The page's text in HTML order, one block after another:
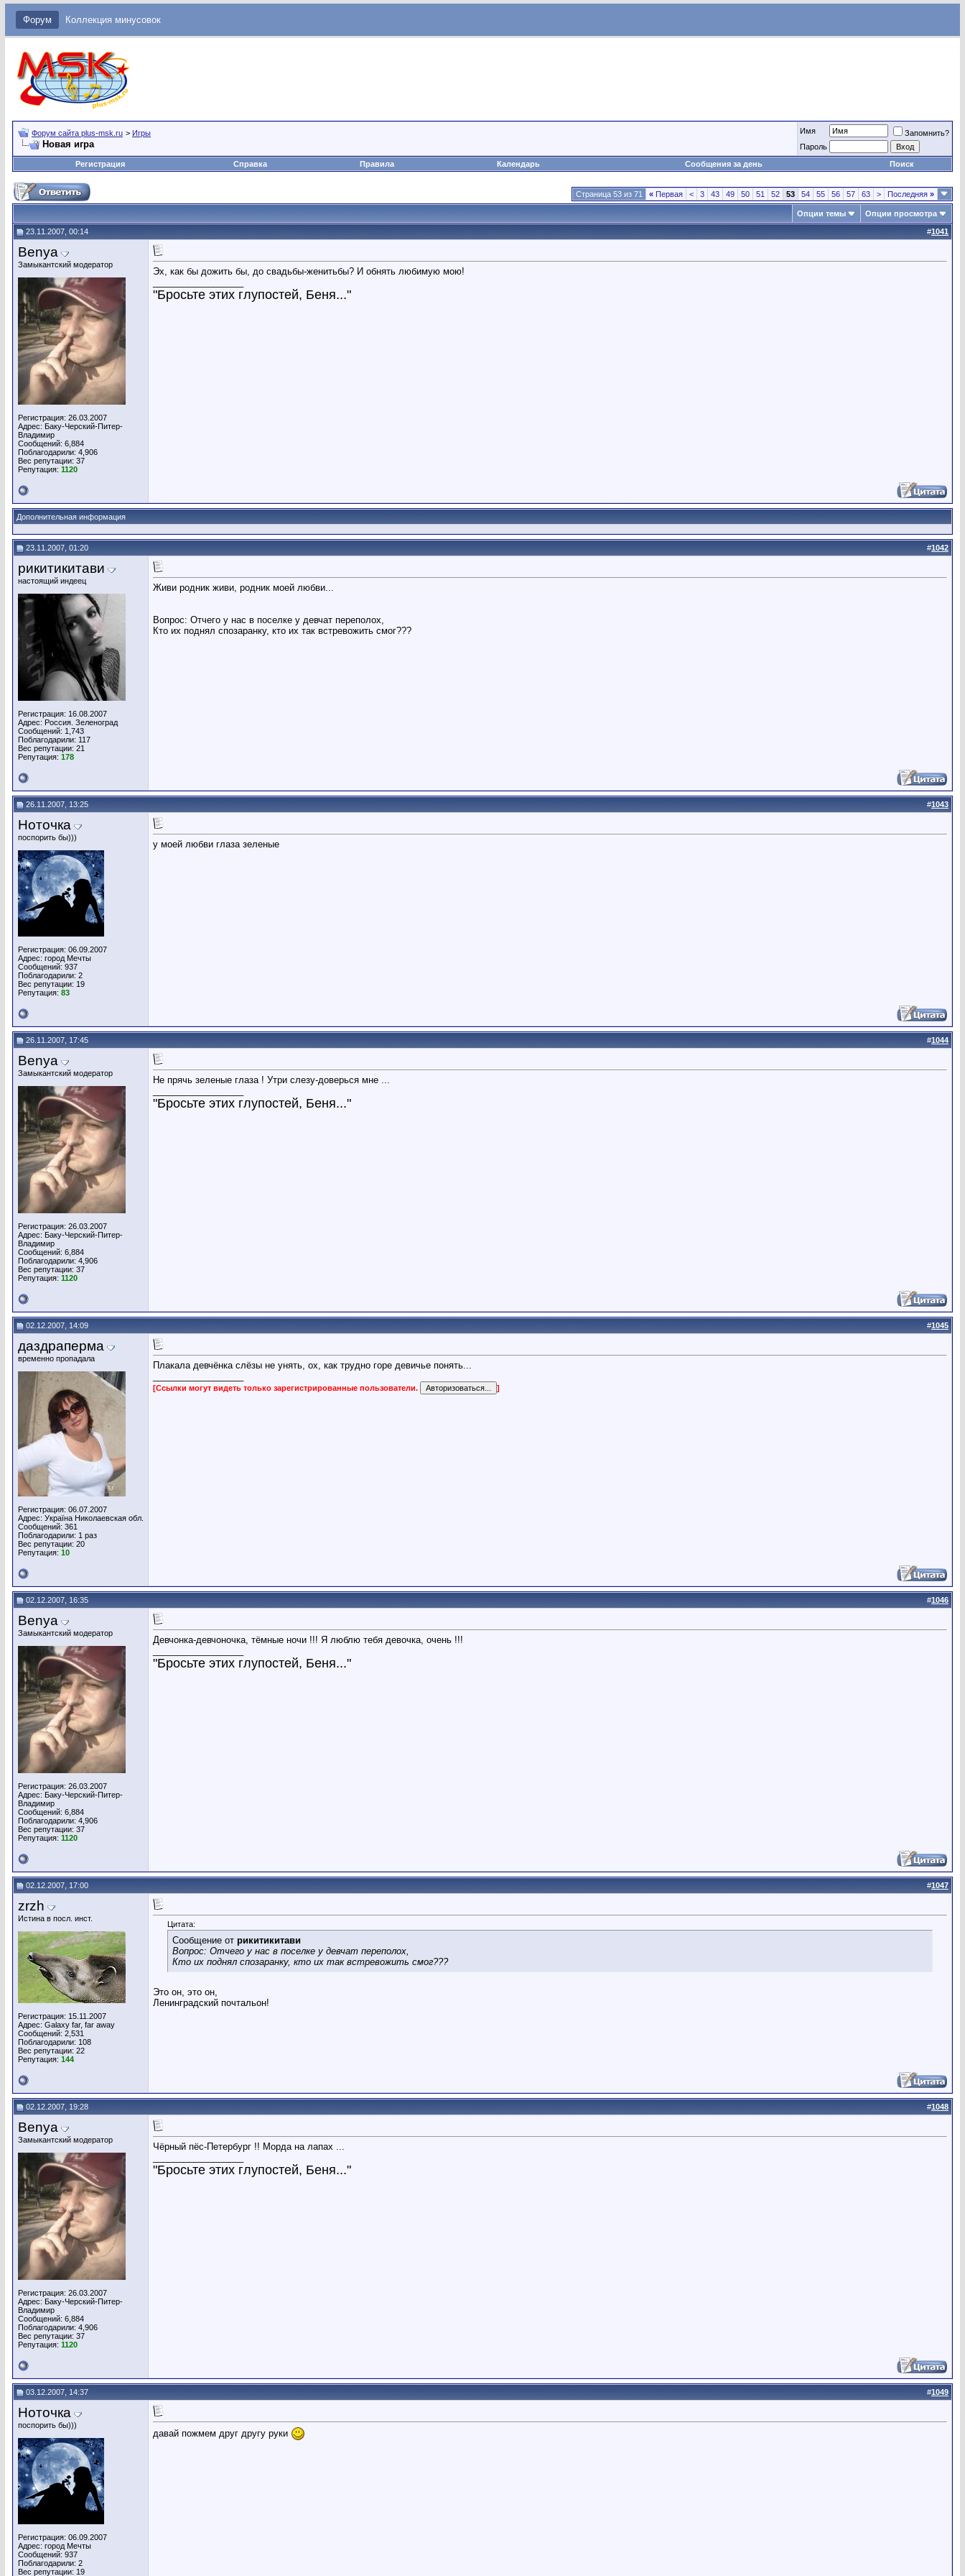
Форум Коллекция минусовок
Форум сайта plus-msk.ru > Игры
Новая игра
Имя
Запомнить?
Пароль
Регистрация
Справка Правила Календарь Сообщения за день Поиск
Страница 53 из 71 « Первая < 3 43 49 50 51 52 53 54 55 56 57 63 > Последняя »
Опции темы Опции просмотра
23.11.2007, 00:14 #1041
Benya
Замыкантский модератор
Регистрация: 26.03.2007
Адрес: Баку-Черский-Питер-
Владимир
Сообщений: 6,884
Поблагодарили: 4,906
Вес репутации: 37
Репутация: 1120
Эх, как бы дожить бы, до свадьбы-женитьбы? И обнять любимую мою!
"Бросьте этих глупостей, Беня..."
Дополнительная информация
23.11.2007, 01:20 #1042
рикитикитави
настоящий индеец
Регистрация: 16.08.2007
Адрес: Россия. Зеленоград
Сообщений: 1,743
Поблагодарили: 117
Вес репутации: 21
Репутация: 178
Живи родник живи, родник моей любви...
Вопрос: Отчего у нас в поселке у девчат переполох,
Кто их поднял спозаранку, кто их так встревожить смог???
26.11.2007, 13:25 #1043
Ноточка
поспорить бы)))
Регистрация: 06.09.2007
Адрес: город Мечты
Сообщений: 937
Поблагодарили: 2
Вес репутации: 19
Репутация: 83
у моей любви глаза зеленые
26.11.2007, 17:45 #1044
Benya
Замыкантский модератор
Регистрация: 26.03.2007
Адрес: Баку-Черский-Питер-
Владимир
Сообщений: 6,884
Поблагодарили: 4,906
Вес репутации: 37
Репутация: 1120
Не прячь зеленые глаза ! Утри слезу-доверься мне ...
"Бросьте этих глупостей, Беня..."
02.12.2007, 14:09 #1045
даздраперма
временно пропадала
Регистрация: 06.07.2007
Адрес: Україна Николаевская обл.
Сообщений: 361
Поблагодарили: 1 раз
Вес репутации: 20
Репутация: 10
Плакала девчёнка слёзы не унять, ох, как трудно горе девичье понять...
[Ссылки могут видеть только зарегистрированные пользователи. ]
02.12.2007, 16:35 #1046
Benya
Замыкантский модератор
Регистрация: 26.03.2007
Адрес: Баку-Черский-Питер-
Владимир
Сообщений: 6,884
Поблагодарили: 4,906
Вес репутации: 37
Репутация: 1120
Девчонка-девчоночка, тёмные ночи !!! Я люблю тебя девочка, очень !!!
"Бросьте этих глупостей, Беня..."
02.12.2007, 17:00 #1047
zrzh
Истина в посл. инст.
Регистрация: 15.11.2007
Адрес: Galaxy far, far away
Сообщений: 2,531
Поблагодарили: 108
Вес репутации: 22
Репутация: 144
Цитата:
Сообщение от рикитикитави
Вопрос: Отчего у нас в поселке у девчат переполох,
Кто их поднял спозаранку, кто их так встревожить смог???
Это он, это он,
Ленинградский почтальон!
02.12.2007, 19:28 #1048
Benya
Замыкантский модератор
Регистрация: 26.03.2007
Адрес: Баку-Черский-Питер-
Владимир
Сообщений: 6,884
Поблагодарили: 4,906
Вес репутации: 37
Репутация: 1120
Чёрный пёс-Петербург !! Морда на лапах ...
"Бросьте этих глупостей, Беня..."
03.12.2007, 14:37 #1049
Ноточка
поспорить бы)))
Регистрация: 06.09.2007
Адрес: город Мечты
Сообщений: 937
Поблагодарили: 2
Вес репутации: 19
давай пожмем друг другу руки